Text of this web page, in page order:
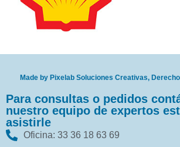
Made by Pixelab Soluciones Creativas,
Para consultas o pedidos
nuestro equipo de expertos
asistirle
Oficina: 33 36 18 63 69